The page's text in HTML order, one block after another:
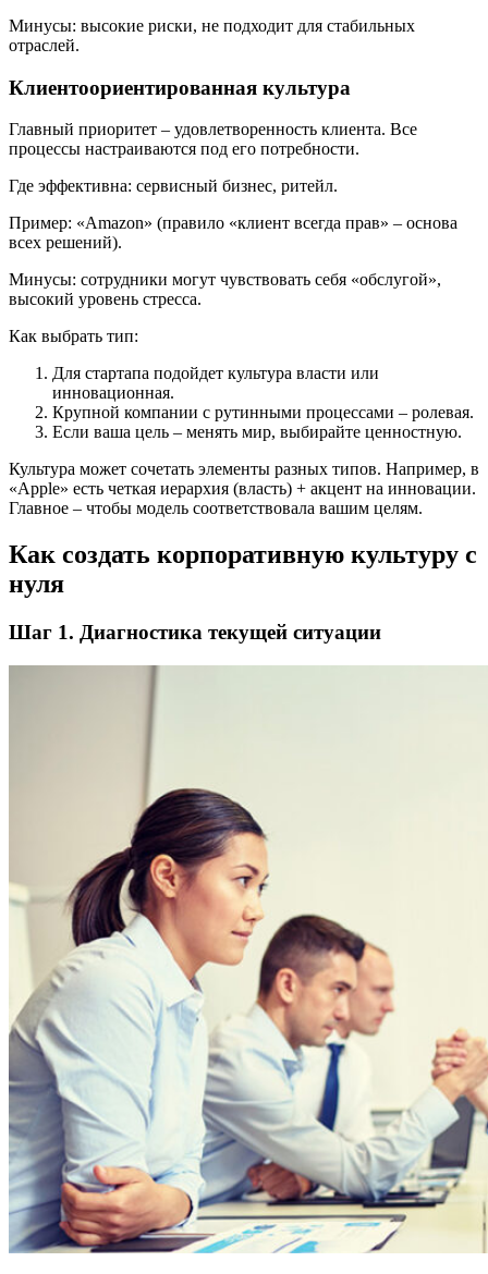
Минусы: высокие риски, не подходит для стабильных
отраслей.
Клиентоориентированная культура
Главный приоритет – удовлетворенность клиента. Все
процессы настраиваются под его потребности.
Где эффективна: сервисный бизнес, ритейл.
Пример: «Amazon» (правило «клиент всегда прав» – основа
всех решений).
Минусы: сотрудники могут чувствовать себя «обслугой»,
высокий уровень стресса.
Как выбрать тип:
Для стартапа подойдет культура власти или
инновационная.
Крупной компании с рутинными процессами – ролевая.
Если ваша цель – менять мир, выбирайте ценностную.
Культура может сочетать элементы разных типов. Например, в
«Apple» есть четкая иерархия (власть) + акцент на инновации.
Главное – чтобы модель соответствовала вашим целям.
Как создать корпоративную культуру с
нуля
Шаг 1. Диагностика текущей ситуации